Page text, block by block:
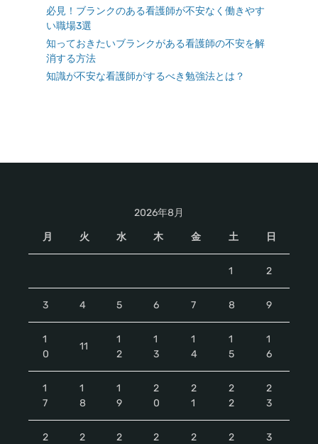
必見！ブランクのある看護師が不安なく働きやす
い職場3選
知っておきたいブランクがある看護師の不安を解
消する方法
知識が不安な看護師がするべき勉強法とは？
2026年8月
月
火 水 木 金 土 日
1 2
3 4 5 6 7 8 9
1
0
11
1
2
1
3
1
4
1
5
1
6
1
7
1
8
1
9
2
0
2
1
2
2
2
3
2
2
2
2
2
2
3